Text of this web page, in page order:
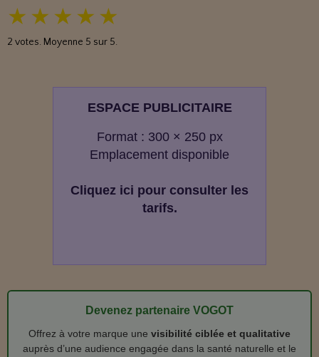
★ ★ ★ ★ ★
2 votes. Moyenne 5 sur 5.
ESPACE PUBLICITAIRE
Format : 300 × 250 px
Emplacement disponible
Cliquez ici pour consulter les
tarifs.
Devenez partenaire VOGOT
Offrez à votre marque une visibilité ciblée et qualitative
auprès d’une audience engagée dans la santé naturelle et le